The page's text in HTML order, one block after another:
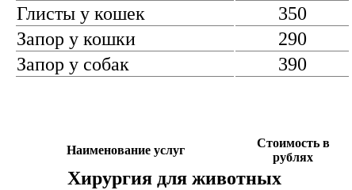
Глисты у кошек
350
Запор у кошки
290
Запор у собак
390
Наименование услуг
Стоимость в
рублях
Хирургия для животных